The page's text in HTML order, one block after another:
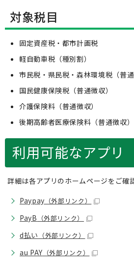
対象税目
固定資産税・都市計画税
軽自動車税（種別割）
市民税・県民税・森林環境税（普通
国民健康保険税（普通徴収）
介護保険料（普通徴収）
後期高齢者医療保険料（普通徴収）
利用可能なアプリ
詳細は各アプリのホームページをご確
Paypay （外部リンク）
PayB （外部リンク）
d払い （外部リンク）
au PAY （外部リンク）